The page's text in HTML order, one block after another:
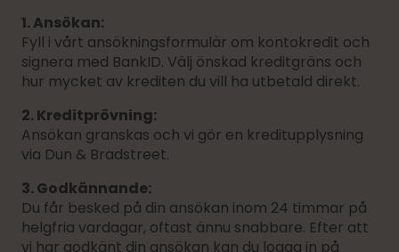
1. Ansökan:
Fyll i vårt ansökningsformulär om kontokredit och
signera med BankID. Välj önskad kreditgräns och
hur mycket av krediten du vill ha utbetald direkt.
2. Kreditprövning:
Ansökan granskas och vi gör en kreditupplysning
via Dun & Bradstreet.
3. Godkännande:
Du får besked på din ansökan inom 24 timmar på
helgfria vardagar, oftast ännu snabbare. Efter att
vi har godkänt din ansökan kan du logga in på